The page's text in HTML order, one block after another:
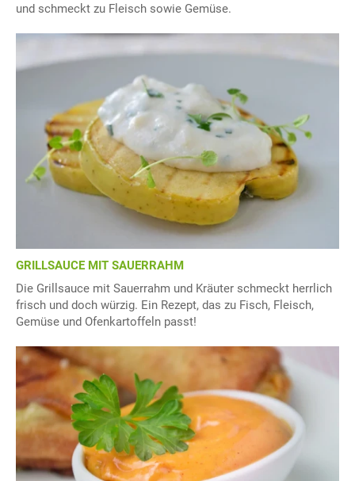
und schmeckt zu Fleisch sowie Gemüse.
GRILLSAUCE MIT SAUERRAHM
Die Grillsauce mit Sauerrahm und Kräuter schmeckt herrlich
frisch und doch würzig. Ein Rezept, das zu Fisch, Fleisch,
Gemüse und Ofenkartoffeln passt!